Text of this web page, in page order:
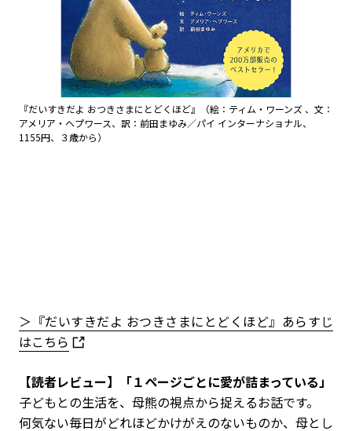
『だいすきだよ おつきさまにとどくほど』（絵：ティム・ワーンズ 、文：
アメリア・ヘプワース、訳：前田まゆみ／パイ インターナショナル、
1155円、３歳から）
＞『だいすきだよ おつきさまにとどくほど』あらすじ
はこちら
【読者レビュー】「１ページごとに愛が詰まっている」
子どもとの生活を、母熊の視点から捉えるお話です。
何気ない毎日がどれほどかけがえのないものか、母とし